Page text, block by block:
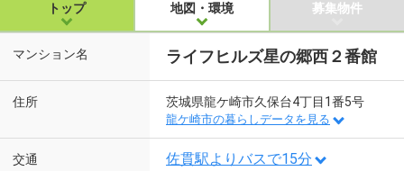
トップ 地図・環境 募集物件
マンション名 ライフヒルズ星の郷西２番館
住所 茨城県龍ケ崎市久保台4丁目1番5号
龍ケ崎市の暮らしデータを見る
交通 佐貫駅よりバスで15分